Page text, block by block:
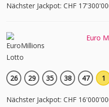
Nächster Jackpot: CHF
Euro
26 29 35 38 47 1
Nächster Jackpot: CHF